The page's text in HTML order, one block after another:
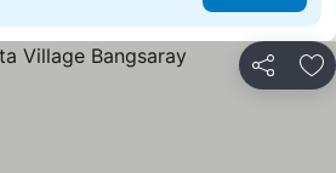
แชร์ เ